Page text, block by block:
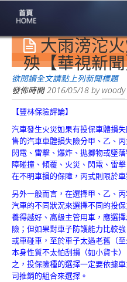
專業豐林
Professional
保險大家談
1386集
台灣商業保險
第一品牌
關於豐林
About
服務項目
Service
火災保額
估算系統
商品簡介
Product
大雨滂沱
殃【華視新
欲閱讀全文請點上列新聞標題
發佈時間2016/05/18 bywoody
【豐林保險評論】
汽車發生火災如果有投保車體損
售的汽車車體損失險分甲、乙、
閃電、雷擊、爆炸、拋擲物或墜
障碰撞、傾覆、火災、閃電、雷
在不明車損的保障，丙式則限於
另外一般而言，在選擇甲、乙、
汽車的不同狀況來選擇不同的投
養得越好、高級主管用車，應選
險；但如果對車子防護能力比較
或車碰車，至於車子太過老舊（
本身性質不太怕刮損（如小貨卡
之，投保險種的選擇一定要依據
司推銷的組合來選擇。